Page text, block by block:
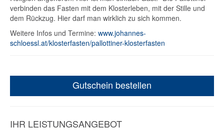
verbinden das Fasten mit dem Klosterleben, mit der Stille und
dem Rückzug. Hier darf man wirklich zu sich kommen.
Weitere Infos und Termine: www.johannes-
schloessl.at/klosterfasten/pallottiner-klosterfasten
Gutschein bestellen
IHR LEISTUNGSANGEBOT